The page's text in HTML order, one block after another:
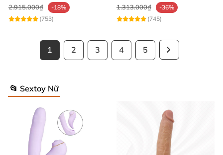
2.915.000₫
-18%
(753)
1.313.000₫
-36%
(745)
1 2 3 4 5
📂 Sextoy Nữ